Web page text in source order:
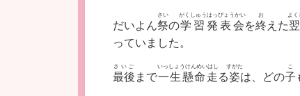
だいよん祭
さい
の学習発表会
がくしゅうはっぴょうかい
を終
お
えた
よく
っていました。
最後
さいご
まで一生懸命走
いっしょうけんめいはし
る姿
すがた
は、どの子
こ